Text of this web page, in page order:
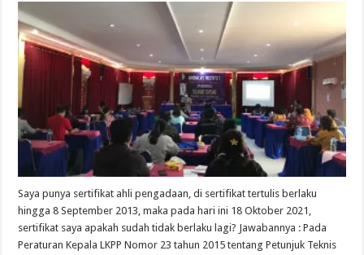
Saya punya sertifikat ahli pengadaan, di sertifikat tertulis berlaku
hingga 8 September 2013, maka pada hari ini 18 Oktober 2021,
sertifikat saya apakah sudah tidak berlaku lagi? Jawabannya : Pada
Peraturan Kepala LKPP Nomor 23 tahun 2015 tentang Petunjuk Teknis